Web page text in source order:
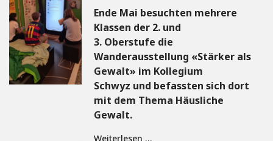
Ende Mai besuchten mehrere
Klassen der 2. und
3. Oberstufe die
Wanderausstellung «Stärker als
Gewalt» im Kollegium
Schwyz und befassten sich dort
mit dem Thema Häusliche
Gewalt.
Weiterlesen …